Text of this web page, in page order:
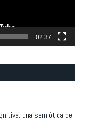
02:37
una semiótica de